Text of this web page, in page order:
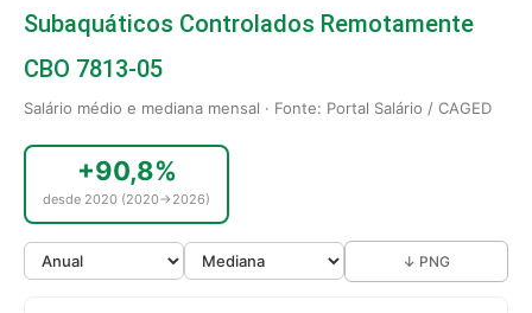
Subaquáticos Controlados Remotamente
CBO 7813-05
Salário médio e mediana mensal · Fonte: Portal Salário / CAGED
+90,8%
desde 2020 (2020→2026)
↓ PNG